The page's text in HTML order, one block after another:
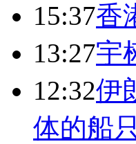
15:37香
13:27宇
12:32伊
体的船